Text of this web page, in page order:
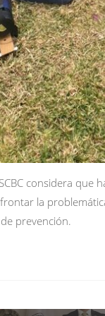
considera
la
prevención.